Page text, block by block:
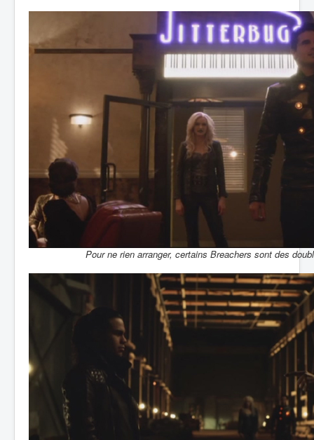
Pour ne rien arranger, certains Breachers sont des